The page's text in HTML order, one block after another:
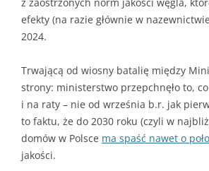
DLACZEGO PIEC KOPCI
OGRZAĆ
efekty (na razie głównie w
2024.
Trwającą od wiosny batalię między
strony: ministerstwo przepchnęło to,
i na raty – nie od września b.r. jak
to faktu, że do 2030 roku (czyli w
domów w Polsce ma spaść nawet o
jakości.